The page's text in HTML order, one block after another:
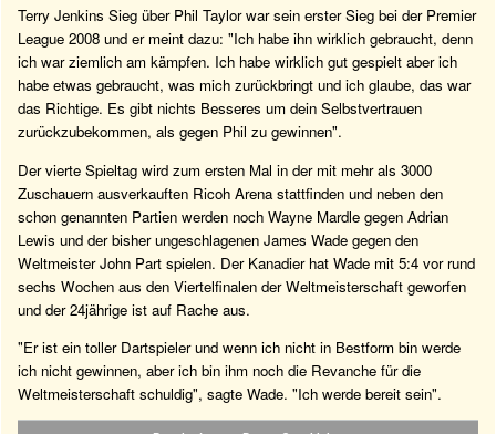
Terry Jenkins Sieg über Phil Taylor war sein erster Sieg bei der Premier
League 2008 und er meint dazu: "Ich habe ihn wirklich gebraucht, denn
ich war ziemlich am kämpfen. Ich habe wirklich gut gespielt aber ich
habe etwas gebraucht, was mich zurückbringt und ich glaube, das war
das Richtige. Es gibt nichts Besseres um dein Selbstvertrauen
zurückzubekommen, als gegen Phil zu gewinnen".
Der vierte Spieltag wird zum ersten Mal in der mit mehr als 3000
Zuschauern ausverkauften Ricoh Arena stattfinden und neben den
schon genannten Partien werden noch Wayne Mardle gegen Adrian
Lewis und der bisher ungeschlagenen James Wade gegen den
Weltmeister John Part spielen. Der Kanadier hat Wade mit 5:4 vor rund
sechs Wochen aus den Viertelfinalen der Weltmeisterschaft geworfen
und der 24jährige ist auf Rache aus.
"Er ist ein toller Dartspieler und wenn ich nicht in Bestform bin werde
ich nicht gewinnen, aber ich bin ihm noch die Revanche für die
Weltmeisterschaft schuldig", sagte Wade. "Ich werde bereit sein".